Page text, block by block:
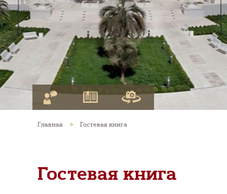
Главная > Гостевая книга
Гостевая книга